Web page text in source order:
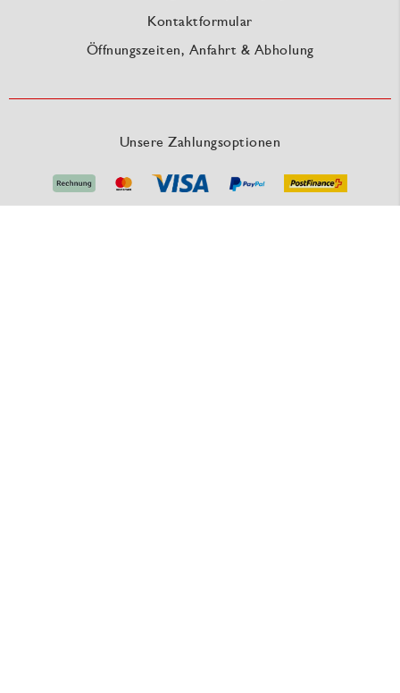
Kontaktformular
Öffnungszeiten, Anfahrt & Abholung
Unsere Zahlungsoptionen